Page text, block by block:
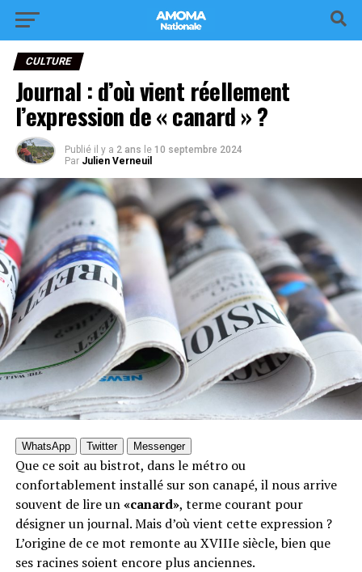
CULTURE
Journal : d’où vient réellement
l’expression de « canard » ?
Publié il y a 2 ans le 10 septembre 2024
Par Julien Verneuil
WhatsApp Twitter Messenger
Que ce soit au bistrot, dans le métro ou
confortablement installé sur son canapé, il nous arrive
souvent de lire un«canard», terme courant pour
désigner un journal. Mais d’où vient cette expression ?
L’origine de ce mot remonte au XVIIIe siècle, bien que
ses racines soient encore plus anciennes.